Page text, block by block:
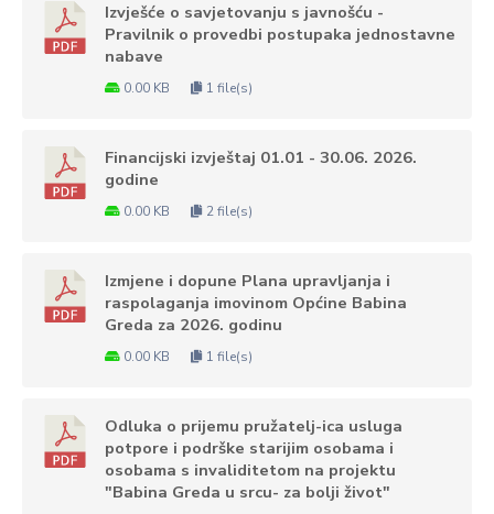
Izvješće o savjetovanju s javnošću -
Pravilnik o provedbi postupaka jednostavne
nabave
0.00 KB 1 file(s)
Financijski izvještaj 01.01 - 30.06. 2026.
godine
0.00 KB 2 file(s)
Izmjene i dopune Plana upravljanja i
raspolaganja imovinom Općine Babina
Greda za 2026. godinu
0.00 KB 1 file(s)
Odluka o prijemu pružatelj-ica usluga
potpore i podrške starijim osobama i
osobama s invaliditetom na projektu
"Babina Greda u srcu- za bolji život"